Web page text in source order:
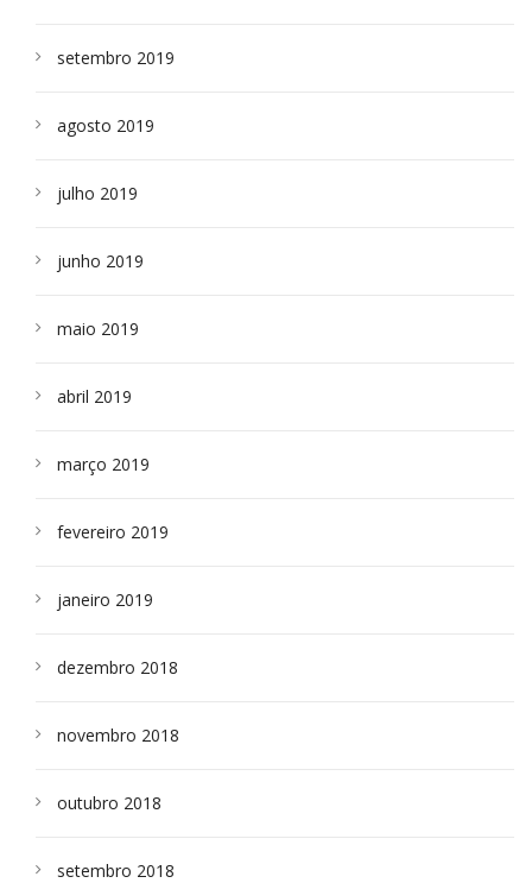
setembro 2019
agosto 2019
julho 2019
junho 2019
maio 2019
abril 2019
março 2019
fevereiro 2019
janeiro 2019
dezembro 2018
novembro 2018
outubro 2018
setembro 2018